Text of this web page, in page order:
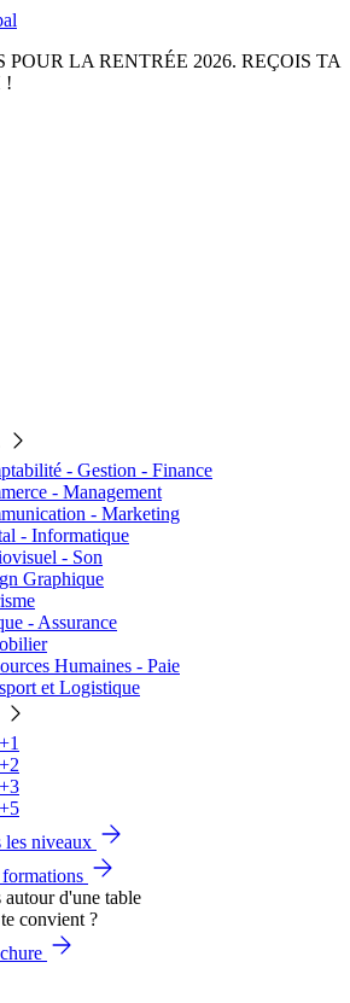
POUR LA RENTRÉE 2026. REÇOIS TA
!
- Gestion - Finance
- Management
- Marketing
- Informatique
- Son
Graphique
- Assurance
Humaines - Paie
et Logistique
les niveaux
convient ?